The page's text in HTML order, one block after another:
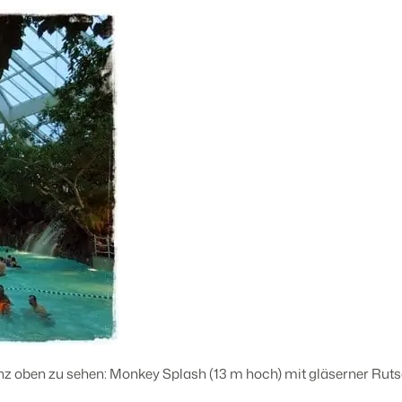
oben zu sehen: Monkey Splash (13 m hoch) mit gläserner